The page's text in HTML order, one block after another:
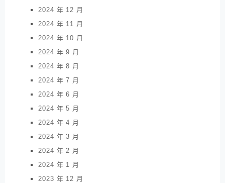
2024 年 12 月
2024 年 11 月
2024 年 10 月
2024 年 9 月
2024 年 8 月
2024 年 7 月
2024 年 6 月
2024 年 5 月
2024 年 4 月
2024 年 3 月
2024 年 2 月
2024 年 1 月
2023 年 12 月